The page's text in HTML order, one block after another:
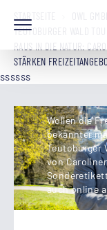
TEUTOBURGER WALD
STÄRKEN
ssssss
Wollen die
bekannter
Teutoburger
von
auch online